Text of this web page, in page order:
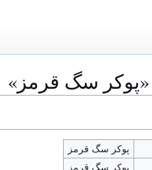
«پوکر سگ قرمز»
پوکر سگ قرمز
پوکر سگ قرمز